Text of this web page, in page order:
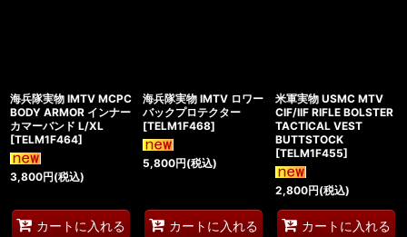
海兵隊実物 IMTV MCPC
BODY ARMOR インナー
カマーバンド L/XL
[TELM1F464]
3,800円(税込)
カートに入れる
海兵隊実物 IMTV ロワー
バックプロテクター
[TELM1F468]
5,800円(税込)
カートに入れる
米軍実物 USMC MTV
CIF/IIF RIFLE BOLSTER
TACTICAL VEST
BUTTSTOCK
[TELM1F455]
2,800円(税込)
カートに入れる